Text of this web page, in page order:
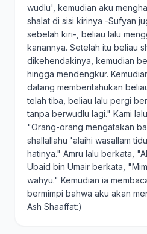
wudlu', kemudian aku
shalat di sisi kirinya -Sufyan
sebelah kiri-, beliau lalu
kanannya. Setelah itu beliau
dikehendakinya, kemudian
hingga mendengkur.
datang memberitahukan
telah tiba, beliau lalu pergi
tanpa berwudlu lagi." Kami
"Orang-orang mengatakan
shallallahu 'alaihi wasallam
hatinya." Amru lalu berkata,
Ubaid bin Umair berkata,
wahyu." Kemudian ia
bermimpi bahwa aku akan
Ash Shaaffat:)